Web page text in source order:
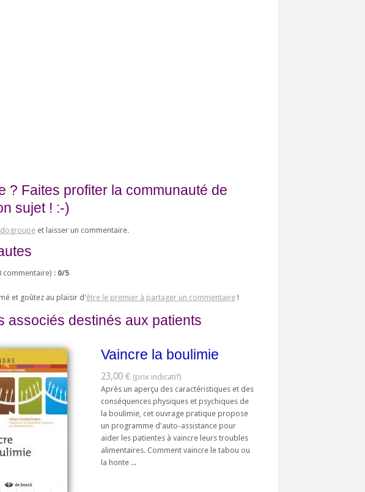
? Faites profiter la communauté de
sujet ! :-)
et laisser un commentaire.
commentaire) : 0/5
et goûtez au plaisir d'être le premier à partager un commentaire!
associés destinés aux patients
Vaincre la boulimie
23,00 €
Après un aperçu des caractéristiques et des
conséquences physiques et psychiques de
la boulimie, cet ouvrage pratique propose
un programme d'auto-assistance pour
aider les patientes à vaincre leurs troubles
alimentaires. Comment vaincre le tabou ou
la honte ...